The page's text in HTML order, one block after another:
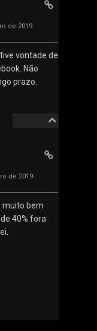
de 2019
vontade de
Não
prazo.
de 2019
muito bem
40% fora